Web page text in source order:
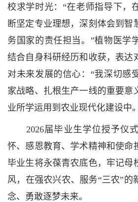
校求学时光：“在老师指导下，
断坚定专业理想，深刻体会到智
务国家的责任担当。”植物医学
结合自身科研经历和收获，表达
对未来发展的信心：“我深切感
家战略、扎根生产一线的重要意
业所学运用到农业现代化建设中
2026届毕业生学位授予仪式
怀、感恩教育、学术精神和使命
毕业生将永葆青农底色，牢记母
风，在强农兴农、服务“三农”的
念、勇敢逐梦未来。